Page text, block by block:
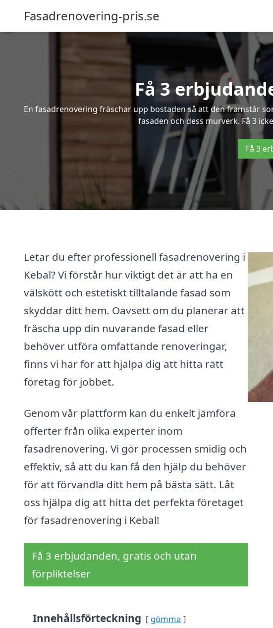
Fasadrenovering-pris.se
Få 3
En fasadrenovering fräschar upp bostaden så att den framstår
fasaden och dess murverk. Få 3
Få 3
Letar du efter professionell fasadrenovering i
Kebal? Vi förstår hur viktigt det är att ha en
välskött och estetiskt tilltalande fasad som
skyddar ditt hem. Oavsett om du planerar att
fräscha upp din nuvarande fasad eller
behöver utföra omfattande renoveringar,
finns vi här för att hjälpa dig att hitta rätt
företag för jobbet.
Genom vår plattform kan du enkelt jämföra
offerter från olika experter inom
fasadrenovering. Vi gör processen smidig och
effektiv, så att du kan få den hjälp du behöver
för att förvandla ditt hem på bästa sätt. Låt
oss hjälpa dig att hitta det perfekta företaget
för fasadrenovering i Kebal!
Få 3 erbjudanden, gratis och utan
förpliktelser
Innehållsförteckning gömma